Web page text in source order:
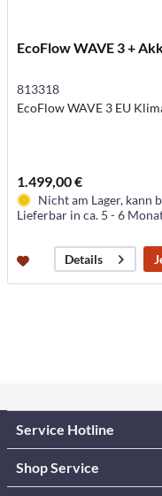
EcoFlow WAVE 3 +
813318
EcoFlow WAVE 3 EU
1.499,00 €
Nicht am Lager, kann
Lieferbar in ca. 5 - 6
Details
Service Hotline
Shop Service